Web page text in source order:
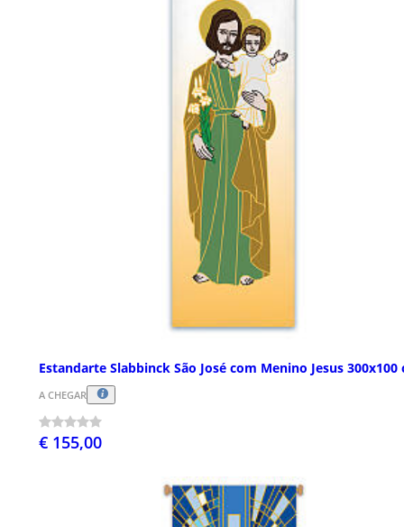
Estandarte Slabbinck São José com Menino Jesus 300x100
A CHEGAR
€ 155,00